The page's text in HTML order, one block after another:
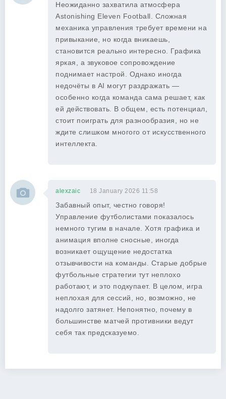
Неожиданно захватила атмосфера
Astonishing Eleven Football. Сложная
механика управления требует времени на
привыкание, но когда вникаешь,
становится реально интересно. Графика
яркая, а звуковое сопровождение
поднимает настрой. Однако иногда
недочёты в AI могут раздражать —
особенно когда команда сама решает, как
ей действовать. В общем, есть потенциал,
стоит поиграть для разнообразия, но не
ждите слишком многого от искусственного
интеллекта.
alexzaic 18 January 2026 11:58
Забавный опыт, честно говоря!
Управление футболистами показалось
немного тугим в начале. Хотя графика и
анимация вполне сносные, иногда
возникает ощущение недостатка
отзывчивости на команды. Старые добрые
футбольные стратегии тут неплохо
работают, и это подкупает. В целом, игра
неплохая для сессий, но, возможно, не
надолго затянет. Непонятно, почему в
большинстве матчей противники ведут
себя так предсказуемо.